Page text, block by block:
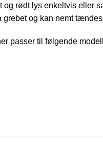
og rødt lys enkeltvis eller
og kan nemt
passer til følgende